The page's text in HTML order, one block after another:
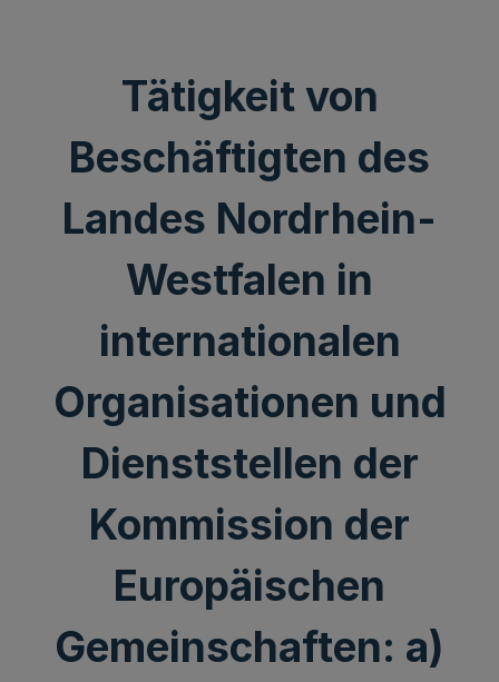
Tätigkeit von
Beschäftigten des
Landes Nordrhein-
Westfalen in
internationalen
Organisationen und
Dienststellen der
Kommission der
Europäischen
Gemeinschaften: a)